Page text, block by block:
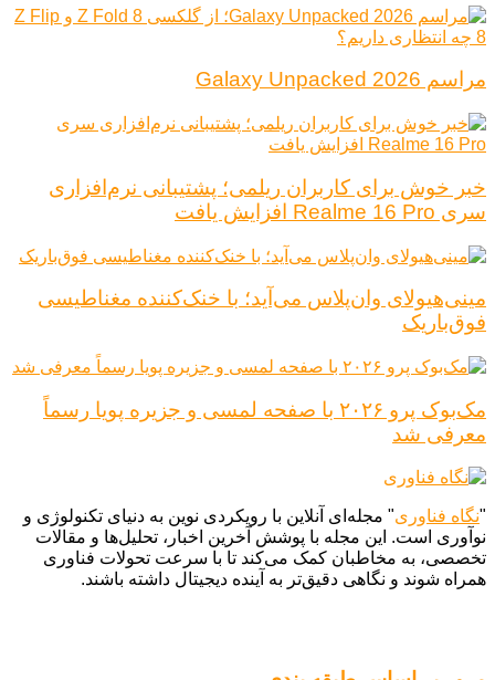
مراسم Galaxy Unpacked 2026
خبر خوش برای کاربران ریلمی؛ پشتیبانی نرم‌افزاری
سری Realme 16 Pro افزایش یافت
مینی‌هیولای وان‌پلاس می‌آید؛ با خنک‌کننده مغناطیسی
فوق‌باریک
مک‌بوک پرو ۲۰۲۶ با صفحه لمسی و جزیره پویا رسماً
معرفی شد
"نگاه فناوری" مجله‌ای آنلاین با رویکردی نوین به دنیای تکنولوژی و
نوآوری است. این مجله با پوشش آخرین اخبار، تحلیل‌ها و مقالات
تخصصی، به مخاطبان کمک می‌کند تا با سرعت تحولات فناوری
همراه شوند و نگاهی دقیق‌تر به آینده دیجیتال داشته باشند.